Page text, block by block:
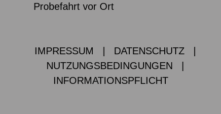
Probefahrt vor Ort
IMPRESSUM DATENSCHUTZ
NUTZUNGSBEDINGUNGEN
INFORMATIONSPFLICHT